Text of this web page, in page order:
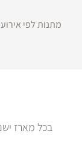
מתנות לפי אירוע